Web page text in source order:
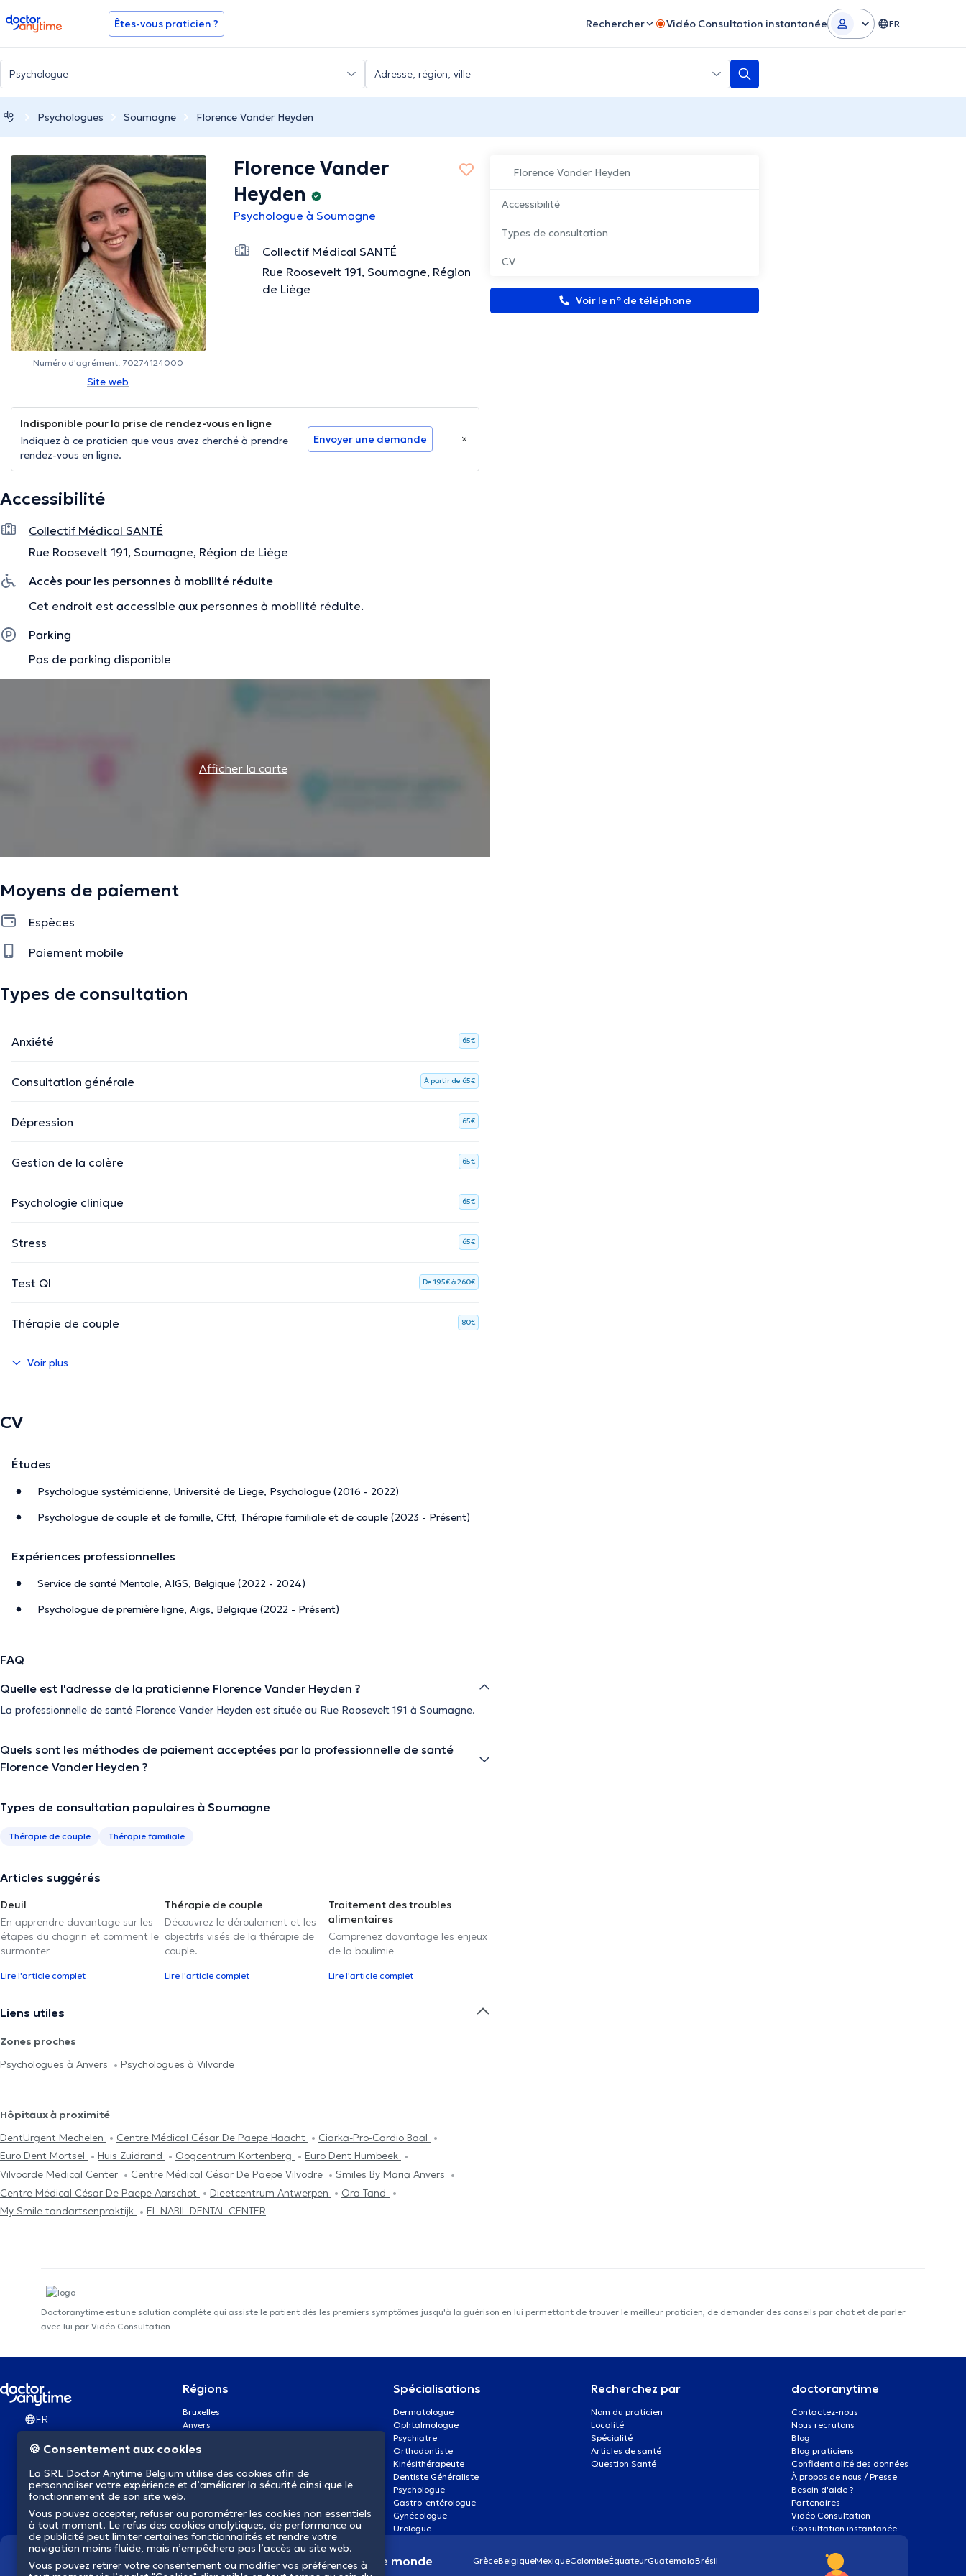
doctoranytime Êtes-vous praticien ? Rechercher Vidéo Consultation instantanée FR
Psychologues Soumagne Florence Vander Heyden
Florence Vander Heyden
Accessibilité
Types de consultation
CV
Voir le n° de téléphone
Numéro d'agrément: 70274124000
Site web
Florence Vander
Heyden
Psychologue à Soumagne
Collectif Médical SANTÉ
Rue Roosevelt 191, Soumagne, Région
de Liège
Indisponible pour la prise de rendez-vous en ligne
Indiquez à ce praticien que vous avez cherché à prendre
rendez-vous en ligne.
Envoyer une demande
Accessibilité
Collectif Médical SANTÉ
Rue Roosevelt 191, Soumagne, Région de Liège
Accès pour les personnes à mobilité réduite
Cet endroit est accessible aux personnes à mobilité réduite.
Parking
Pas de parking disponible
Afficher la carte
Moyens de paiement
Espèces
Paiement mobile
Types de consultation
Anxiété 65€
Consultation générale À partir de 65€
Dépression 65€
Gestion de la colère 65€
Psychologie clinique 65€
Stress 65€
Test QI De 195€ à 260€
Thérapie de couple 80€
Voir plus
CV
Études
Psychologue systémicienne, Université de Liege, Psychologue (2016 - 2022)
Psychologue de couple et de famille, Cftf, Thérapie familiale et de couple (2023 - Présent)
Expériences professionnelles
Service de santé Mentale, AIGS, Belgique (2022 - 2024)
Psychologue de première ligne, Aigs, Belgique (2022 - Présent)
FAQ
Quelle est l'adresse de la praticienne Florence Vander Heyden ?
La professionnelle de santé Florence Vander Heyden est située au Rue Roosevelt 191 à Soumagne.
Quels sont les méthodes de paiement acceptées par la professionnelle de santé
Florence Vander Heyden ?
Types de consultation populaires à Soumagne
Thérapie de couple Thérapie familiale
Articles suggérés
Deuil
En apprendre davantage sur les
étapes du chagrin et comment le
surmonter
Lire l'article complet
Thérapie de couple
Découvrez le déroulement et les
objectifs visés de la thérapie de
couple.
Lire l'article complet
Traitement des troubles
alimentaires
Comprenez davantage les enjeux
de la boulimie
Lire l'article complet
Liens utiles
Zones proches
Psychologues à Anvers
Psychologues à Vilvorde
Hôpitaux à proximité
DentUrgent Mechelen
Centre Médical César De Paepe Haacht
Ciarka-Pro-Cardio Baal
Euro Dent Mortsel
Huis Zuidrand Oogcentrum Kortenberg
Euro Dent Humbeek
Vilvoorde Medical Center
Centre Médical César De Paepe Vilvodre
Smiles By Maria Anvers
Centre Médical César De Paepe Aarschot
Dieetcentrum Antwerpen
Ora-Tand
My Smile tandartsenpraktijk
EL NABIL DENTAL CENTER
Doctoranytime est une solution complète qui assiste le patient dès les premiers symptômes jusqu'à la guérison en lui permettant de trouver le meilleur praticien, de demander des conseils par chat et de parler
avec lui par Vidéo Consultation.
FR
Régions
Bruxelles
Anvers
Charleroi
Bruges
Namur
Louvain
Mons
Aalst Flandre-Orientale
Spécialisations
Dermatologue
Ophtalmologue
Psychiatre
Orthodontiste
Kinésithérapeute
Dentiste Généraliste
Psychologue
Gastro-entérologue
Gynécologue
Urologue
Recherchez par
Nom du praticien
Localité
Spécialité
Articles de santé
Question Santé
doctoranytime
Contactez-nous
Nous recrutons
Blog
Blog praticiens
Confidentialité des données
À propos de nous / Presse
Besoin d'aide ?
Partenaires
Vidéo Consultation
Consultation instantanée
Nous révolutionnons la santé dans le monde GrèceBelgiqueMexiqueColombieÉquateurGuatemalaBrésil
🍪 Consentement aux cookies
La SRL Doctor Anytime Belgium utilise des cookies afin de
personnaliser votre expérience et d’améliorer la sécurité ainsi que le
fonctionnement de son site web.
Vous pouvez accepter, refuser ou paramétrer les cookies non essentiels
à tout moment. Le refus des cookies analytiques, de performance ou
de publicité peut limiter certaines fonctionnalités et rendre votre
navigation moins fluide, mais n’empêchera pas l’accès au site web.
Vous pouvez retirer votre consentement ou modifier vos préférences à